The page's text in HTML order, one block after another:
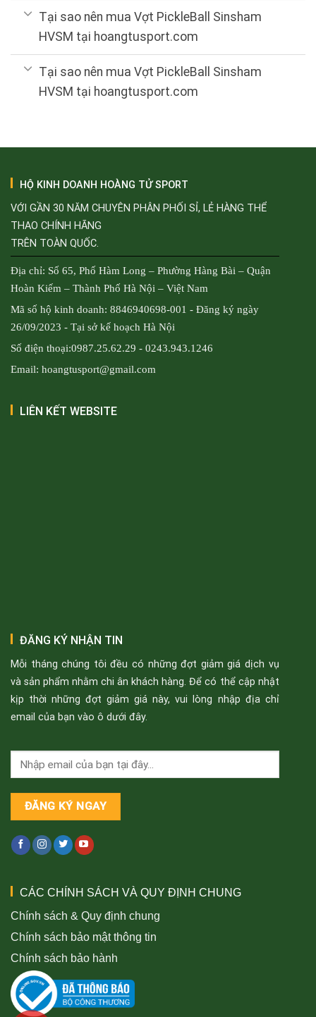
Tại sao nên mua Vợt PickleBall Sinsham
HVSM tại hoangtusport.com
Tại sao nên mua Vợt PickleBall Sinsham
HVSM tại hoangtusport.com
HỘ KINH DOANH HOÀNG TỬ SPORT
VỚI GẦN 30 NĂM CHUYÊN PHÂN PHỐI SỈ, LẺ HÀNG THỂ
THAO CHÍNH HÃNG
TRÊN TOÀN QUỐC.
Địa chỉ: Số 65, Phố Hàm Long – Phường Hàng Bài – Quận
Hoàn Kiếm – Thành Phố Hà Nội – Việt Nam
Mã số hộ kinh doanh: 8846940698-001 - Đăng ký ngày
26/09/2023 - Tại sở kế hoạch Hà Nội
Số điện thoại:0987.25.62.29 - 0243.943.1246
Email: hoangtusport@gmail.com
LIÊN KẾT WEBSITE
ĐĂNG KÝ NHẬN TIN
Mỗi tháng chúng tôi đều có những đợt giảm giá dịch vụ
và sản phẩm nhằm chi ân khách hàng. Để có thể cập nhật
kịp thời những đợt giảm giá này, vui lòng nhập địa chỉ
email của bạn vào ô dưới đây.
CÁC CHÍNH SÁCH VÀ QUY ĐỊNH CHUNG
Chính sách & Quy định chung
Chính sách bảo mật thông tin
Chính sách bảo hành